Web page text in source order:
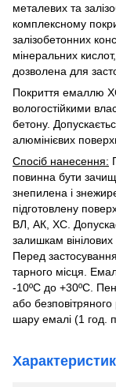
металевих та
комплексному
залізобетонних
мінеральних
дозволена для
Покриття емаллю
вологостійкими
бетону.
алюмінієвих
Спосіб нанесення:
повинна бути
знепилена і
підготовлену
ВЛ, АК, ХС.
залишкам
Перед
тарного місця.
-10ºС до +30ºС.
або
шару емалі (1 год.